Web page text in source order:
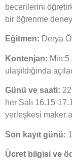
becerilerini
bir öğrenme
Eğitmen: Derya
Kontenjan: Min:5
ulaşıldığında
Günü ve saati:
her Salı 16.15-
yerleşkesi maker
Son kayıt günü:
Ücret bilgisi ve